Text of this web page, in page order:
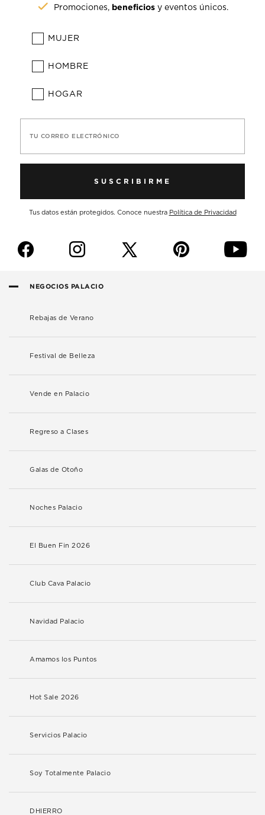
Promociones, beneficios y eventos únicos.
MUJER
HOMBRE
HOGAR
TU CORREO ELECTRÓNICO
SUSCRIBIRME
Tus datos están protegidos. Conoce nuestra Política de Privacidad
f i p y
NEGOCIOS PALACIO
Rebajas de Verano
Festival de Belleza
Vende en Palacio
Regreso a Clases
Galas de Otoño
Noches Palacio
El Buen Fin 2026
Club Cava Palacio
Navidad Palacio
Amamos los Puntos
Hot Sale 2026
Servicios Palacio
Soy Totalmente Palacio
DHIERRO